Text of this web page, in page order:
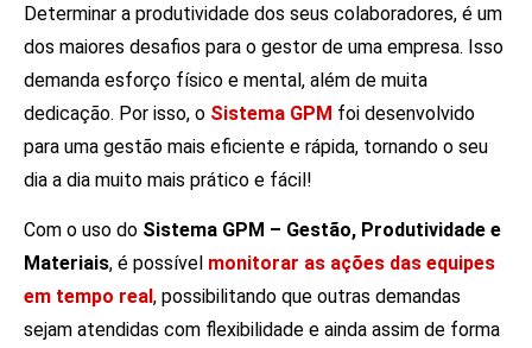
Determinar a produtividade dos seus colaboradores, é um
dos maiores desafios para o gestor de uma empresa. Isso
demanda esforço físico e mental, além de muita
dedicação. Por isso, o Sistema GPM foi desenvolvido
para uma gestão mais eficiente e rápida, tornando o seu
dia a dia muito mais prático e fácil!
Com o uso do Sistema GPM – Gestão, Produtividade e
Materiais, é possível monitorar as ações das equipes
em tempo real , possibilitando que outras demandas
sejam atendidas com flexibilidade e ainda assim de forma